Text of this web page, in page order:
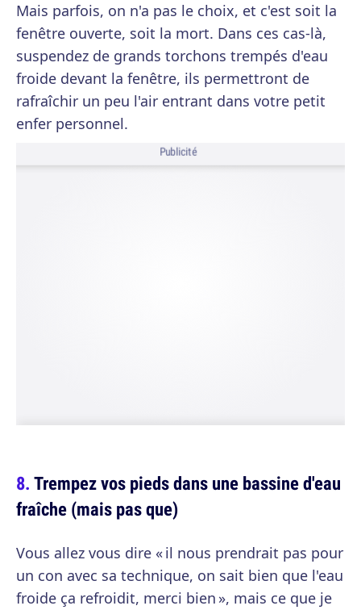
Mais parfois, on n'a pas le choix, et c'est soit la
fenêtre ouverte, soit la mort. Dans ces cas-là,
suspendez de grands torchons trempés d'eau
froide devant la fenêtre, ils permettront de
rafraîchir un peu l'air entrant dans votre petit
enfer personnel.
Publicité
Trempez vos pieds dans une bassine d'eau
fraîche (mais pas que)
Vous allez vous dire « il nous prendrait pas pour
un con avec sa technique, on sait bien que l'eau
froide ça refroidit, merci bien », mais ce que je